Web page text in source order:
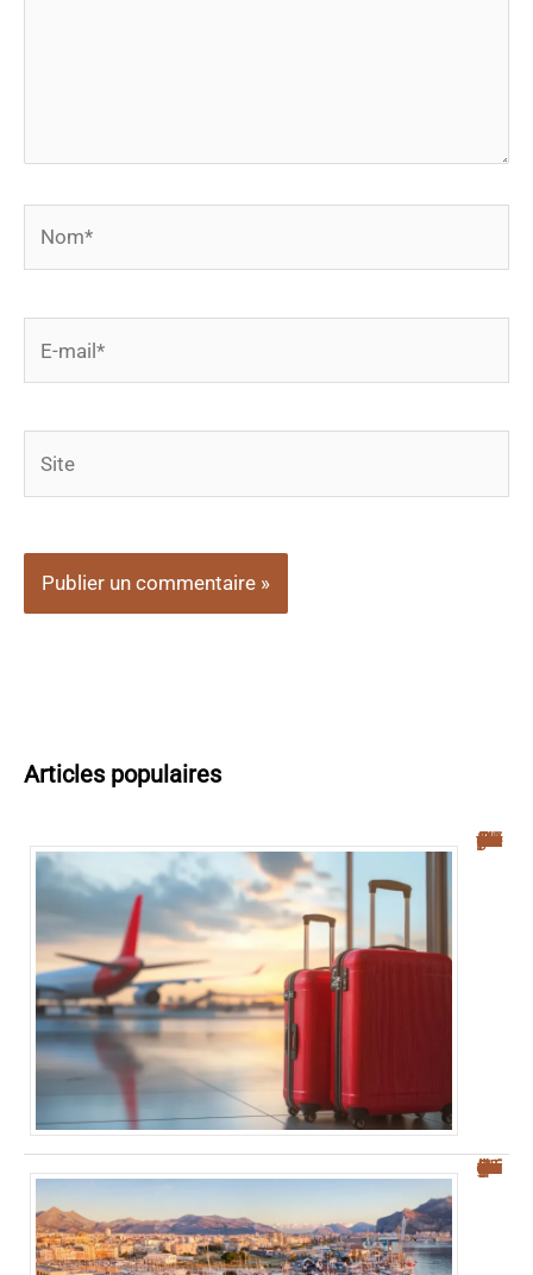
mail*
Articles populaires
Navette aéroport Palerme : guide complet pour un transfert facile vers le centre-ville
Où se garer à Palerme : guide pratique pour éviter la ZTL